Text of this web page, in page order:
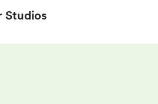
Studios